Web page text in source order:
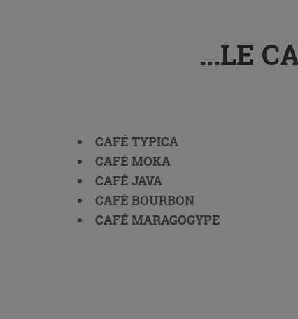
...LE
CAFÉ TYPICA
CAFÉ MOKA
CAFÉ JAVA
CAFÉ BOURBON
CAFÉ MARAGOGYPE